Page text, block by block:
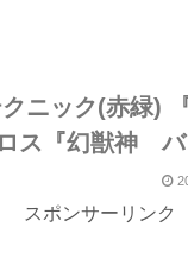
クニック(赤緑)
ス『幻獣神 バ
スポンサーリンク